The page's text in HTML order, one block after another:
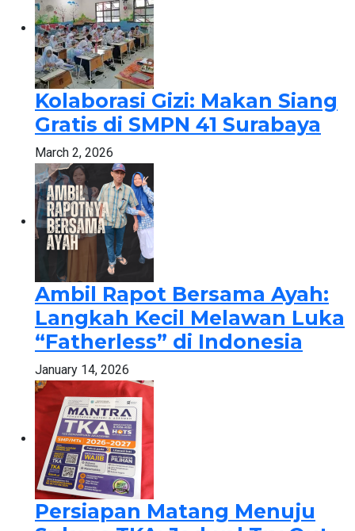
Kolaborasi Gizi: Makan Siang
Gratis di SMPN 41 Surabaya
March 2, 2026
Ambil Rapot Bersama Ayah:
Langkah Kecil Melawan Luka
“Fatherless” di Indonesia
January 14, 2026
Persiapan Matang Menuju